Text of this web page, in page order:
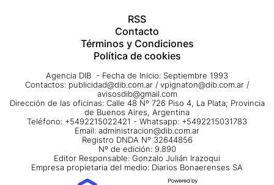
RSS
Contacto
Términos y Condiciones
Política de cookies
Agencia DIB - Fecha de Inicio: Septiembre 1993
Contactos: publicidad@dib.com.ar / vpignaton@dib.com.ar /
avisosdib@gmail.com
Dirección de las oficinas: Calle 48 Nº 726 Piso 4, La Plata; Provincia
de Buenos Aires, Argentina
Teléfono: +5492215022421 - Whatsapp: +5492215031783
Email: administracion@dib.com.ar
Registro DNDA Nº 32644856
Nº de edición: 9.890
Editor Responsable: Gonzalo Julián Irazoqui
Empresa propietaria del medio: Diarios Bonaerenses SA